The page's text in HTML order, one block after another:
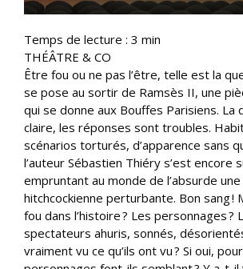
Temps de lecture : 3 min
THÉÂTRE & CO
Être fou ou ne pas l’être, telle est la
se pose au sortir de Ramsès II, une
qui se donne aux Bouffes Parisiens. La
claire, les réponses sont troubles.
scénarios torturés, d’apparence sans
l’auteur Sébastien Thiéry s’est encore
empruntant au monde de l’absurde
hitchcockienne perturbante. Bon sang !
fou dans l’histoire ? Les personnages ?
spectateurs ahuris, sonnés,
vraiment vu ce qu’ils ont vu ? Si oui,